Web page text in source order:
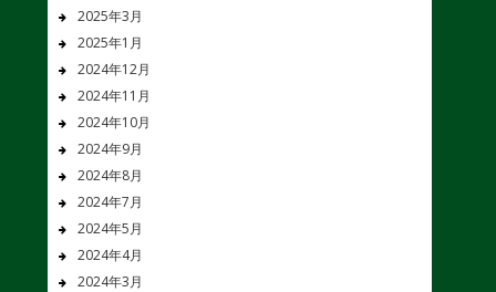
2025年3月
2025年1月
2024年12月
2024年11月
2024年10月
2024年9月
2024年8月
2024年7月
2024年5月
2024年4月
2024年3月